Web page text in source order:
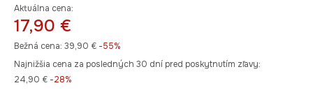
Aktuálna cena:
17,90 €
Bežná cena: 39,90 € -55%
Najnižšia cena za posledných 30 dní pred poskytnutím zľavy:
24,90 € -28%